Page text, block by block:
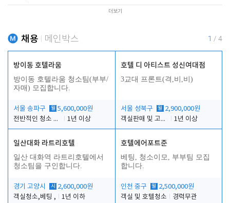
더보기
채용 메인박스 1 / 4
방이동 호텔라움
방이동 호텔라움 청소팀(부부/
자매) 모집합니다.
서울 송파구 월 5,600,000원
전반적인 청소 업무(객실청소.객실정리)
1년 이상
호텔 디 아티스트 성신여대점
3교대 프론트(격,비,비)
서울 성북구 월 2,900,000원
객실판매 및 고객응대
1년 이상
일산대화 라트리호텔
일산 대화역 라트리호텔에서
청소팀을 구인합니다.
경기 고양시 시
2,600,000원
객실청소,베팅 ,
1년 이하
호텔에어포트준
베팅, 청소이모, 부부팀 모집
합니다.
인천 중구 월 2,500,000원
객실 및 호텔청소
경력무관